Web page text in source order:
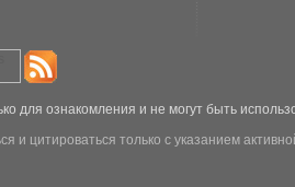
ознакомления и не могут быть
и цитироваться только с указанием